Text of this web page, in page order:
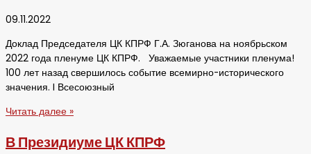
09.11.2022
Доклад Председателя ЦК КПРФ Г.А. Зюганова на ноябрьском
2022 года пленуме ЦК КПРФ. Уважаемые участники пленума!
100 лет назад свершилось событие всемирно-исторического
значения. I Всесоюзный
Читать далее »
В Президиуме ЦК КПРФ